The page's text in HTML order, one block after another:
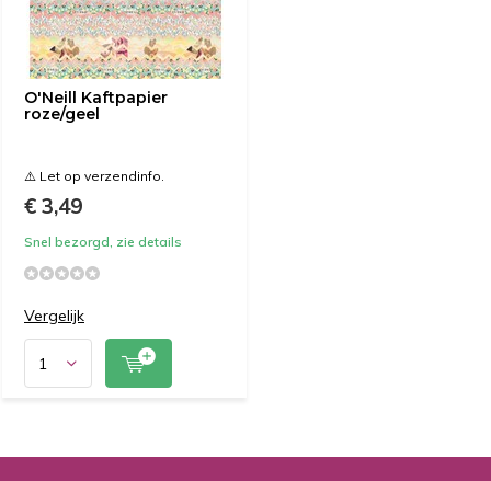
O'Neill Kaftpapier
roze/geel
⚠️ Let op verzendinfo.
€ 3,49
Snel bezorgd, zie details
Vergelijk